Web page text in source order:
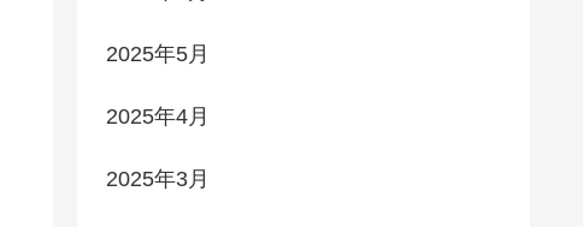
2025年5月
2025年4月
2025年3月